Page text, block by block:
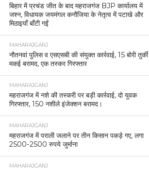
बिहार में प्रचंड जीत के बाद महराजगंज BJP कार्यालय में
जश्न, विधायक जयमंगल कनौजिया के नेतृत्व में पटाखे और
मिठाइयाँ बाँटी गईं
MAHARAJGANJ
नौतनवां पुलिस व एसएसबी की संयुक्त कार्रवाई, 15 बोरी तुर्की
मकई बरामद, एक तस्कर गिरफ्तार
MAHARAJGANJ
महराजगंज में नशे की तस्करी पर बड़ी कार्रवाई, दो युवक
गिरफ्तार, 150 नशीले इंजेक्शन बरामद।
MAHARAJGANJ
महराजगंज में पराली जलाने पर तीन किसान पकड़े गए, लगा
2500-2500 रुपये जुर्माना
MAHARAJGANJ